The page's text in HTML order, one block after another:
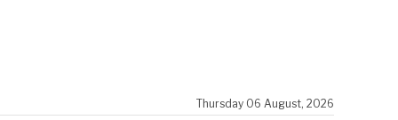
Thursday 06 August, 2026